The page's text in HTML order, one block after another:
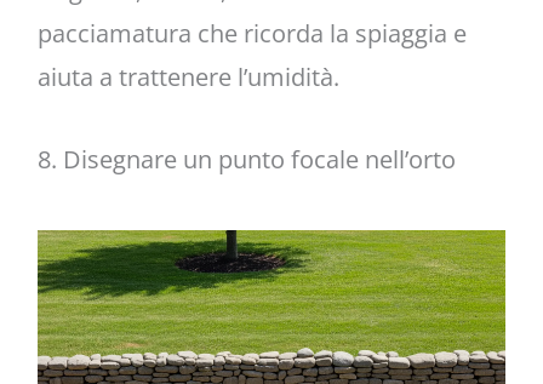
pacciamatura che ricorda la spiaggia e
aiuta a trattenere l’umidità.
8. Disegnare un punto focale nell’orto